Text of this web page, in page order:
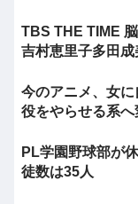
TBS THE TIME
吉村恵里子多田
今のアニメ、女
役をやらせる系へ
PL学園野球部が
徒数は35人